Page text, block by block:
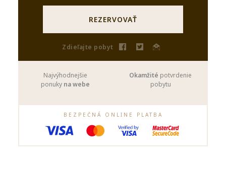
REZERVOVAŤ
Zdieľajte pobyt
Najvýhodnejšie
ponuky na webe
Okamžité potvrdenie
pobytu
BEZPEČNÁ ONLINE PLATBA